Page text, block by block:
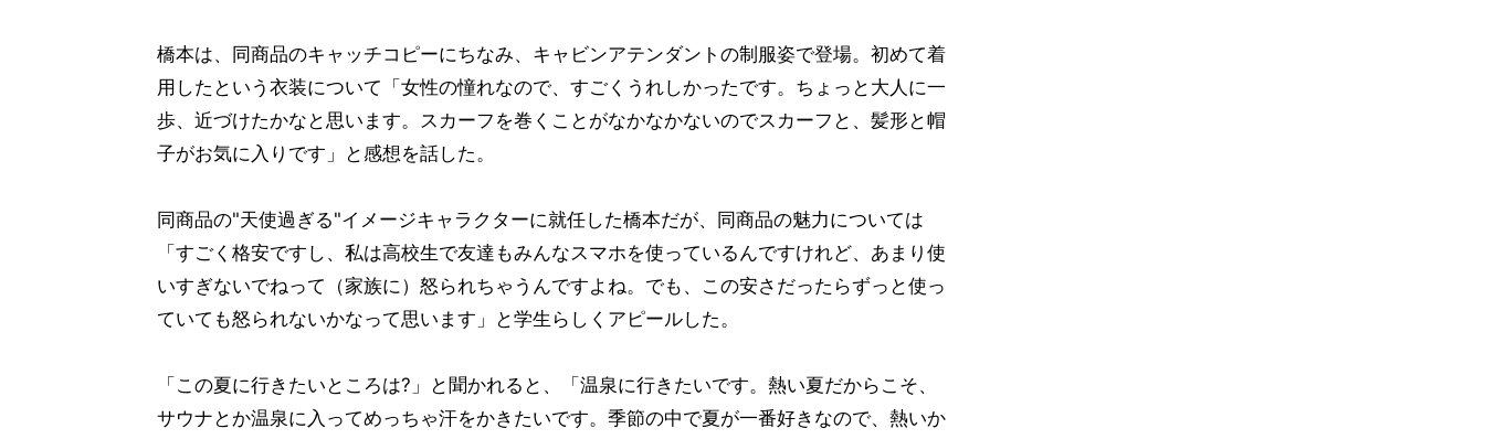
橋本は、同商品のキャッチコピーにちなみ、キャビンアテンダントの制服姿で登場。初めて着
用したという衣装について「女性の憧れなので、すごくうれしかったです。ちょっと大人に一
歩、近づけたかなと思います。スカーフを巻くことがなかなかないのでスカーフと、髪形と帽
子がお気に入りです」と感想を話した。
同商品の"天使過ぎる"イメージキャラクターに就任した橋本だが、同商品の魅力については
「すごく格安ですし、私は高校生で友達もみんなスマホを使っているんですけれど、あまり使
いすぎないでねって（家族に）怒られちゃうんですよね。でも、この安さだったらずっと使っ
ていても怒られないかなって思います」と学生らしくアピールした。
「この夏に行きたいところは?」と聞かれると、「温泉に行きたいです。熱い夏だからこそ、
サウナとか温泉に入ってめっちゃ汗をかきたいです。季節の中で夏が一番好きなので、熱いか